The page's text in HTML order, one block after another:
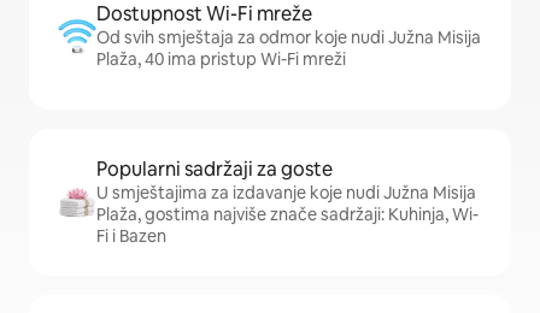
Dostupnost Wi-Fi mreže
Od svih smještaja za odmor koje nudi Južna Misija
Plaža, 40 ima pristup Wi-Fi mreži
Popularni sadržaji za goste
U smještajima za izdavanje koje nudi Južna Misija
Plaža, gostima najviše znače sadržaji: Kuhinja, Wi-
Fi i Bazen